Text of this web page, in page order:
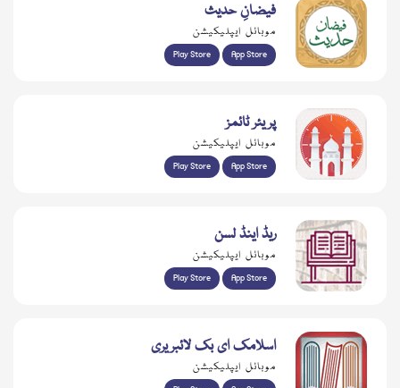
فیضانِ حدیث
موبائل ایپلیکیشن
Play Store App Store
پریئر ٹائمز
موبائل ایپلیکیشن
Play Store App Store
ریڈ اینڈ لسن
موبائل ایپلیکیشن
Play Store App Store
اسلامک ای بک لائبریری
موبائل ایپلیکیشن